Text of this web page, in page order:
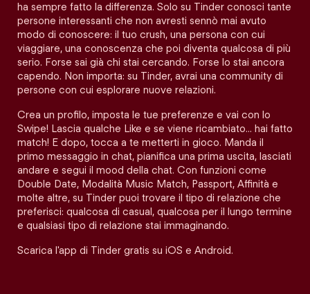
ha sempre fatto la differenza. Solo su Tinder conosci tante
persone interessanti che non avresti sennò mai avuto
modo di conoscere: il tuo crush, una persona con cui
viaggiare, una conoscenza che poi diventa qualcosa di più
serio. Forse sai già chi stai cercando. Forse lo stai ancora
capendo. Non importa: su Tinder, avrai una community di
persone con cui esplorare nuove relazioni.
Crea un profilo, imposta le tue preferenze e vai con lo
Swipe! Lascia qualche Like e se viene ricambiato… hai fatto
match! E dopo, tocca a te metterti in gioco. Manda il
primo messaggio in chat, pianifica una prima uscita, lasciati
andare e segui il mood della chat. Con funzioni come
Double Date, Modalità Music Match, Passport, Affinità e
molte altre, su Tinder puoi trovare il tipo di relazione che
preferisci: qualcosa di casual, qualcosa per il lungo termine
e qualsiasi tipo di relazione stai immaginando.
Scarica l'app di Tinder gratis su iOS e Android.